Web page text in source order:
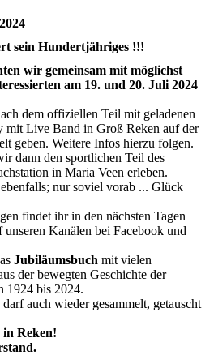
sein Hundertjähriges !!!
wir gemeinsam mit möglichst
am 19. und 20. Juli 2024
dem offiziellen Teil mit geladenen
mit Live Band in Groß Reken auf der
geben. Weitere Infos hierzu folgen.
dann den sportlichen Teil des
in Maria Veen erleben.
nur soviel vorab ... Glück
findet ihr in den nächsten Tagen
Kanälen bei Facebook und
Jubiläumsbuch mit vielen
der bewegten Geschichte der
1924 bis 2024.
darf auch wieder gesammelt, getauscht
Reken!